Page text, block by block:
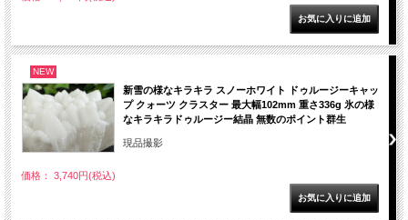
NEW
新雪の様なキラキラ スノーホワイト ドゥルージーキャッ
プ クォーツ クラスター 最大幅102mm 重さ336g 氷の様
なキラキラドゥルージー結晶 無数のポイント群生
現品撮影
価格： 3,740円(税込)